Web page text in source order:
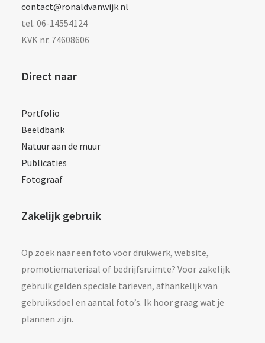
contact@ronaldvanwijk.nl
tel. 06-14554124
KVK nr. 74608606
Direct naar
Portfolio
Beeldbank
Natuur aan de muur
Publicaties
Fotograaf
Zakelijk gebruik
Op zoek naar een foto voor drukwerk, website,
promotiemateriaal of bedrijfsruimte? Voor zakelijk
gebruik gelden speciale tarieven, afhankelijk van
gebruiksdoel en aantal foto’s. Ik hoor graag wat je
plannen zijn.